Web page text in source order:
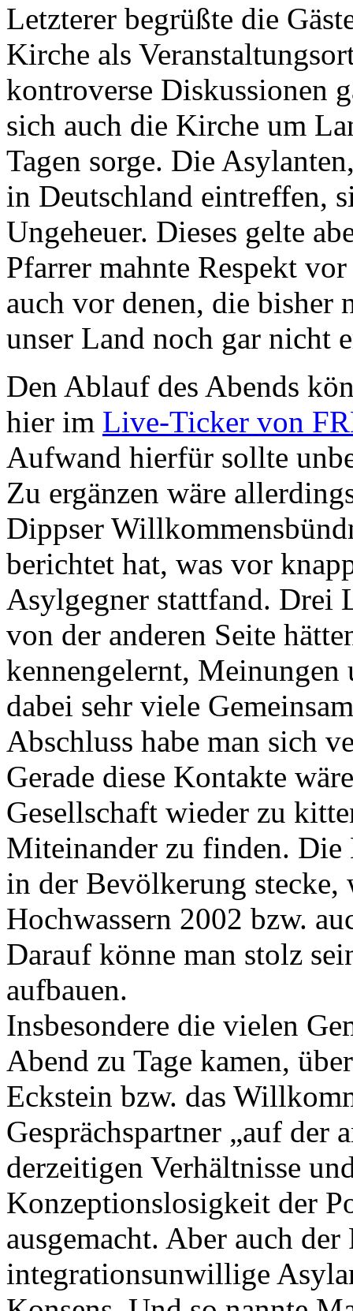
Letzterer begrüßte die
Kirche als
kontroverse Diskussionen
sich auch die Kirche um
Tagen sorge. Die
in Deutschland eintreffen,
Ungeheuer. Dieses gelte
Pfarrer mahnte Respekt
auch vor denen, die bisher
unser Land noch gar nicht
Den Ablauf des Abends
hier im Live-Ticker von
Aufwand hierfür sollte
Zu ergänzen wäre
Dippser
berichtet hat, was vor
Asylgegner stattfand. Drei
von der anderen Seite
kennengelernt, Meinungen
dabei sehr viele
Abschluss habe man sich
Gerade diese Kontakte
Gesellschaft wieder zu
Miteinander zu finden.
in der Bevölkerung stecke,
Hochwassern 2002 bzw.
Darauf könne man stolz
aufbauen.
Insbesondere die vielen
Abend zu Tage kamen,
Eckstein bzw. das
Gesprächspartner „auf der
derzeitigen Verhältnisse
Konzeptionslosigkeit der
ausgemacht. Aber auch
integrationsunwillige